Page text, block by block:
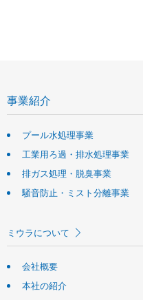
事業紹介
プール水処理事業
工業用ろ過・排水処理事業
排ガス処理・脱臭事業
騒音防止・ミスト分離事業
ミウラについて
会社概要
本社の紹介